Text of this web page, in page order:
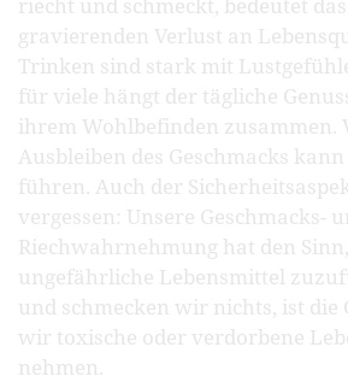
gravierenden Verlust an
Trinken sind stark mit
für viele hängt der tägliche
ihrem Wohlbefinden zusammen.
Ausbleiben des Geschmacks
führen. Auch der
vergessen: Unsere Geschmacks-
Riechwahrnehmung hat den
ungefährliche Lebensmittel
und schmecken wir nichts, ist die
wir toxische oder verdorbene
nehmen.